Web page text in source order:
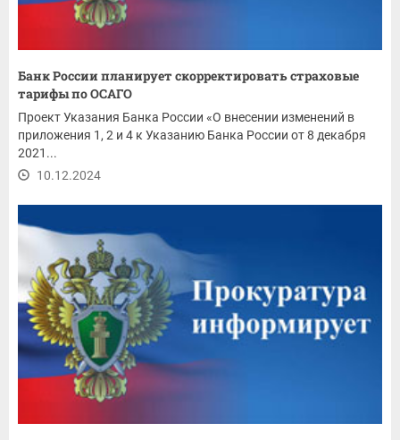
Банк России планирует скорректировать страховые
тарифы по ОСАГО
Проект Указания Банка России «О внесении изменений в
приложения 1, 2 и 4 к Указанию Банка России от 8 декабря
2021...
10.12.2024